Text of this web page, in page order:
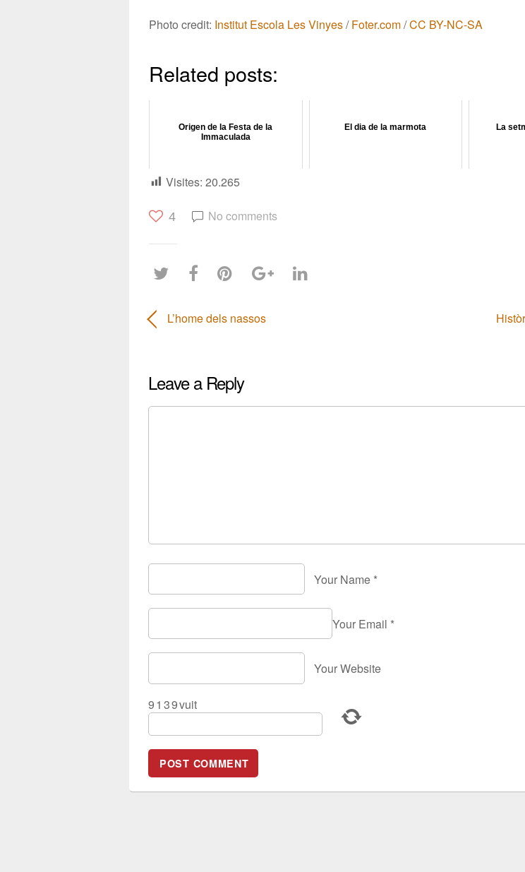
Photo credit: Institut Escola Les Vinyes/Foter.com/CC BY-NC-SA
Related posts:
Origen de la Festa de la
Immaculada
El dia de la marmota La
Visites: 20.265
4 No comments
L’home dels nassos
Leave a Reply
Your Name *
Your Email *
Your Website
91 39vuit